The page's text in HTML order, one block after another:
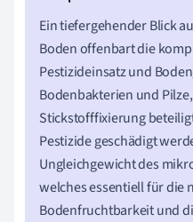
Ein tiefergehender Blick
Boden offenbart die
Pestizideinsatz und
Bodenbakterien und
Stickstofffixierung
Pestizide geschädigt
Ungleichgewicht des
welches essentiell für die
Bodenfruchtbarkeit und